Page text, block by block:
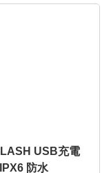
USB充電
防水